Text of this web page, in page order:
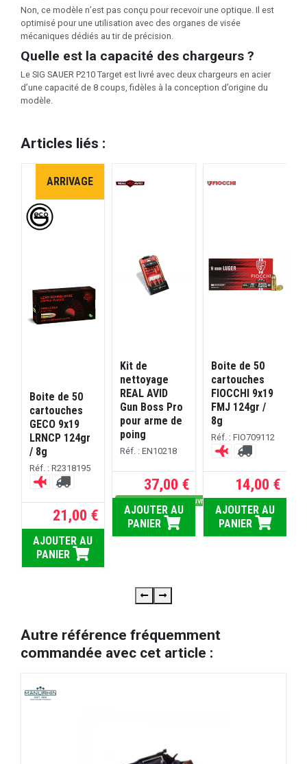
Non, ce modèle n’est pas conçu pour recevoir une optique. Il est
optimisé pour une utilisation avec des organes de visée
mécaniques dédiés au tir de précision.
Quelle est la capacité des chargeurs ?
Le SIG SAUER P210 Target est livré avec deux chargeurs en acier
d’une capacité de 8 coups, fidèles à la conception d’origine du
modèle.
Articles liés :
ARRIVAGE
Boite de 50
cartouches
GECO 9x19
LRNCP 124gr
/ 8g
Réf. : R2318195
21,00 €
AJOUTER AU
PANIER
Kit de
nettoyage
REAL AVID
Gun Boss Pro
pour arme de
poing
Réf. : EN10218
37,00 €
Dispo sous 5 jours ouvrés
AJOUTER AU
PANIER
Boite de 50
cartouches
FIOCCHI 9x19
FMJ 124gr /
8g
Réf. : FIO709112
14,00 €
AJOUTER AU
PANIER
Autre référence fréquemment
commandée avec cet article :